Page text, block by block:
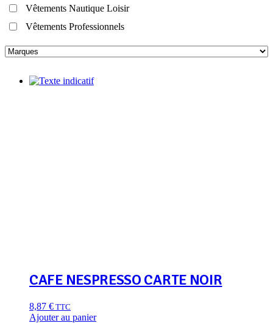
Vêtements Nautique Loisir
Vêtements Professionnels
CAFE NESPRESSO CARTE NOIR
8,87 € TTC
Ajouter au panier